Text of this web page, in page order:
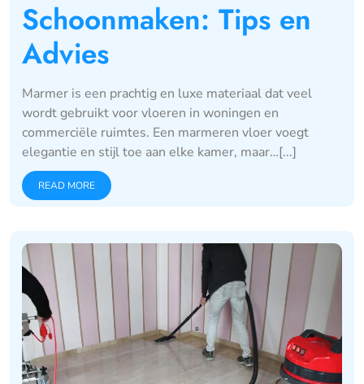
Schoonmaken: Tips en
Advies
Marmer is een prachtig en luxe materiaal dat veel
wordt gebruikt voor vloeren in woningen en
commerciële ruimtes. Een marmeren vloer voegt
elegantie en stijl toe aan elke kamer, maar…[...]
READ MORE